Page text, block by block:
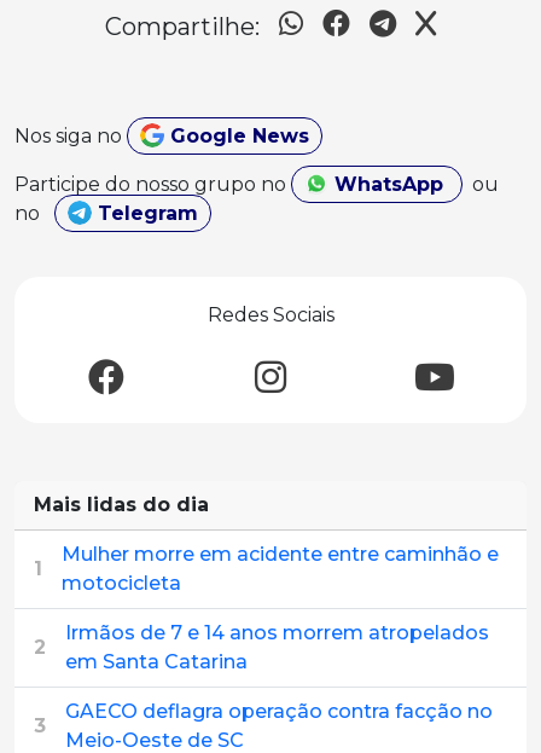
Compartilhe:
Nos siga no Google News
Participe do nosso grupo no WhatsApp
ou
no
Telegram
Redes Sociais
Mais lidas do dia
1
Mulher morre em acidente entre caminhão e
motocicleta
2
Irmãos de 7 e 14 anos morrem atropelados
em Santa Catarina
3
GAECO deflagra operação contra facção no
Meio-Oeste de SC